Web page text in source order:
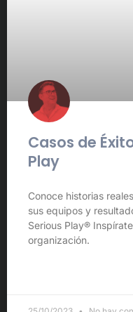
Casos de
Play
Conoce historias
sus equipos y
Serious Play®
organización.